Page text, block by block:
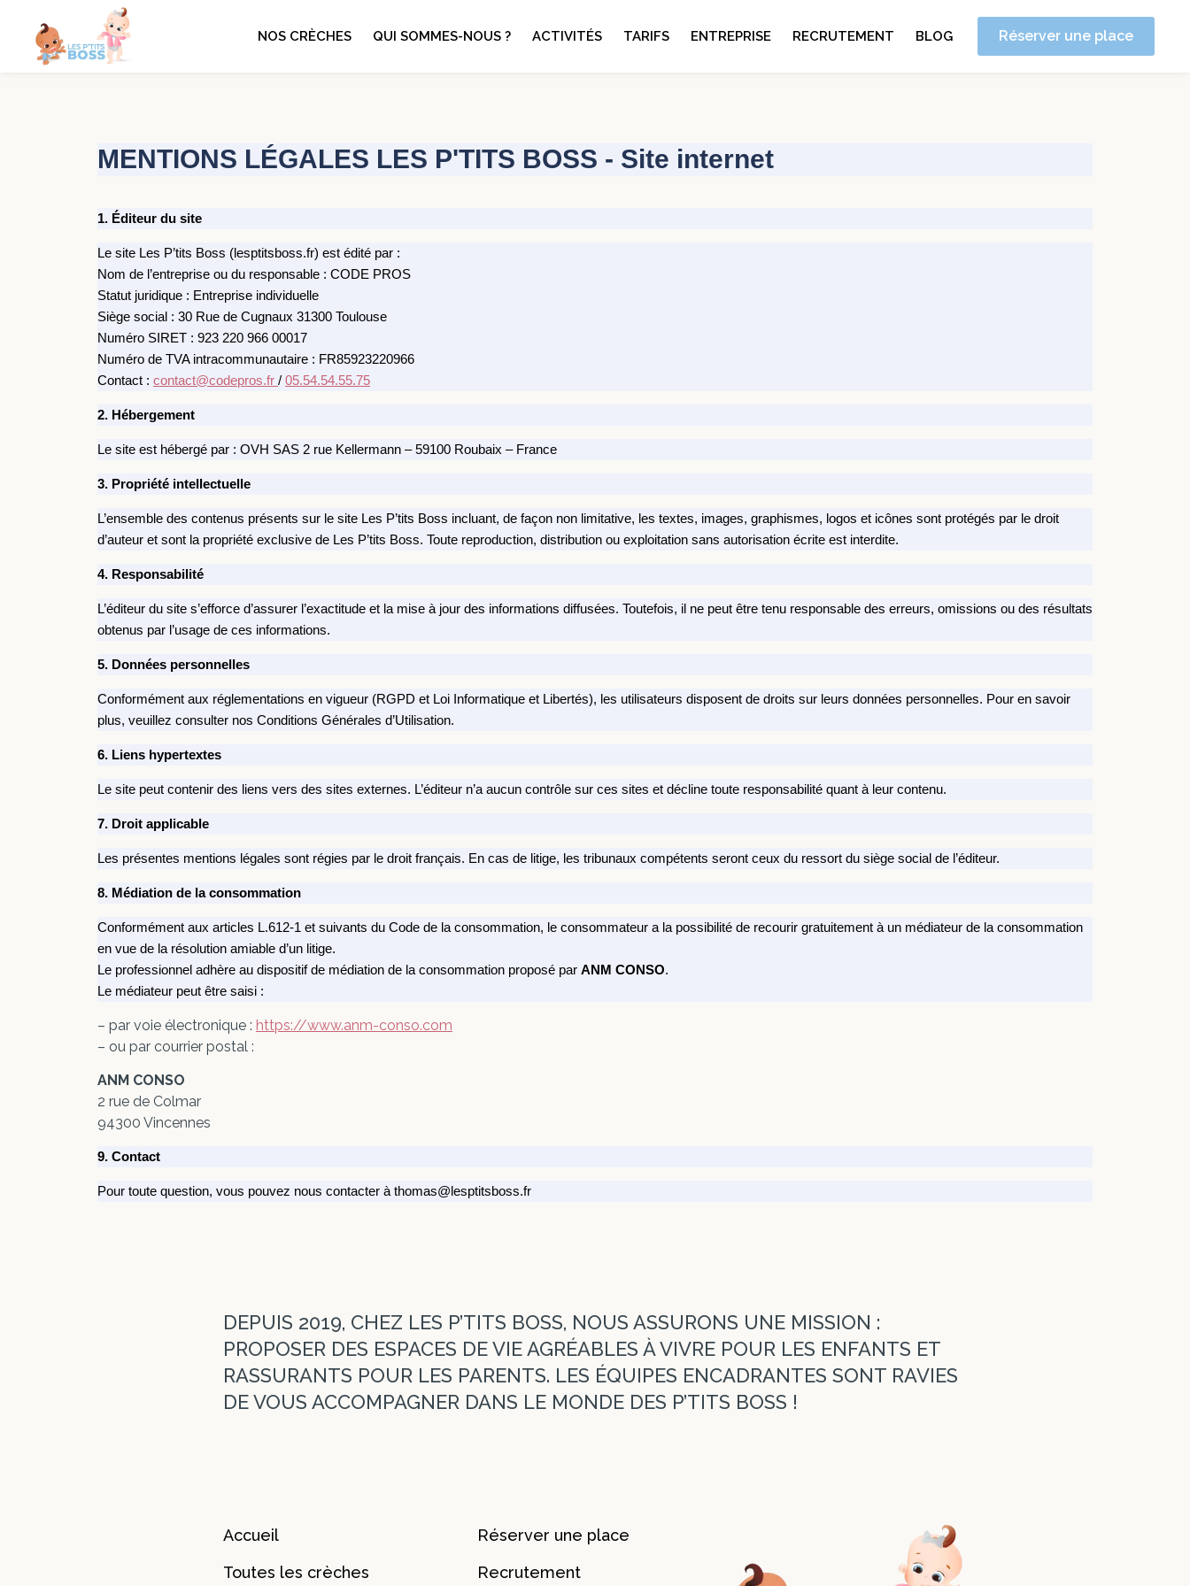
NOS CRÈCHES QUI SOMMES-NOUS ? ACTIVITÉS TARIFS ENTREPRISE RECRUTEMENT BLOG Réserver une place
MENTIONS LÉGALES LES P'TITS BOSS - Site internet
1. Éditeur du site
Le site Les P’tits Boss (lesptitsboss.fr) est édité par :
Nom de l’entreprise ou du responsable : CODE PROS
Statut juridique : Entreprise individuelle
Siège social : 30 Rue de Cugnaux 31300 Toulouse
Numéro SIRET : 923 220 966 00017
Numéro de TVA intracommunautaire : FR85923220966
Contact : contact@codepros.fr / 05.54.54.55.75
2. Hébergement
Le site est hébergé par : OVH SAS 2 rue Kellermann – 59100 Roubaix – France
3. Propriété intellectuelle
L’ensemble des contenus présents sur le site Les P’tits Boss incluant, de façon non limitative, les textes, images, graphismes, logos et icônes sont protégés par le droit
d’auteur et sont la propriété exclusive de Les P’tits Boss. Toute reproduction, distribution ou exploitation sans autorisation écrite est interdite.
4. Responsabilité
L’éditeur du site s’efforce d’assurer l’exactitude et la mise à jour des informations diffusées. Toutefois, il ne peut être tenu responsable des erreurs, omissions ou des résultats
obtenus par l’usage de ces informations.
5. Données personnelles
Conformément aux réglementations en vigueur (RGPD et Loi Informatique et Libertés), les utilisateurs disposent de droits sur leurs données personnelles. Pour en savoir
plus, veuillez consulter nos Conditions Générales d’Utilisation.
6. Liens hypertextes
Le site peut contenir des liens vers des sites externes. L’éditeur n’a aucun contrôle sur ces sites et décline toute responsabilité quant à leur contenu.
7. Droit applicable
Les présentes mentions légales sont régies par le droit français. En cas de litige, les tribunaux compétents seront ceux du ressort du siège social de l’éditeur.
8. Médiation de la consommation
Conformément aux articles L.612-1 et suivants du Code de la consommation, le consommateur a la possibilité de recourir gratuitement à un médiateur de la consommation
en vue de la résolution amiable d’un litige.
Le professionnel adhère au dispositif de médiation de la consommation proposé par ANM CONSO.
Le médiateur peut être saisi :
– par voie électronique : https://www.anm-conso.com
– ou par courrier postal :
ANM CONSO
2 rue de Colmar
94300 Vincennes
9. Contact
Pour toute question, vous pouvez nous contacter à thomas@lesptitsboss.fr
DEPUIS 2019, CHEZ LES P’TITS BOSS, NOUS ASSURONS UNE MISSION :
PROPOSER DES ESPACES DE VIE AGRÉABLES À VIVRE POUR LES ENFANTS ET
RASSURANTS POUR LES PARENTS. LES ÉQUIPES ENCADRANTES SONT RAVIES
DE VOUS ACCOMPAGNER DANS LE MONDE DES P’TITS BOSS !
Accueil
Toutes les crèches
Réserver une place
Recrutement